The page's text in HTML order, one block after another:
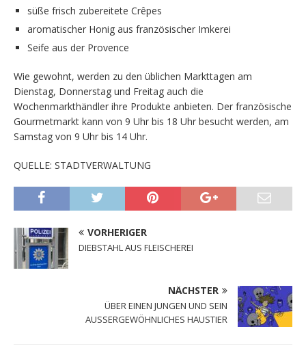
süße frisch zubereitete Crêpes
aromatischer Honig aus französischer Imkerei
Seife aus der Provence
Wie gewohnt, werden zu den üblichen Markttagen am
Dienstag, Donnerstag und Freitag auch die
Wochenmarkthändler ihre Produkte anbieten. Der französische
Gourmetmarkt kann von 9 Uhr bis 18 Uhr besucht werden, am
Samstag von 9 Uhr bis 14 Uhr.
QUELLE: STADTVERWALTUNG
VORHERIGER
DIEBSTAHL AUS FLEISCHEREI
NÄCHSTER
ÜBER EINEN JUNGEN UND SEIN
AUSSERGEWÖHNLICHES HAUSTIER